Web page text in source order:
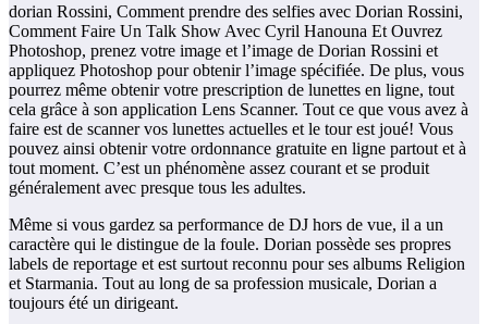
dorian Rossini, Comment prendre des selfies avec Dorian Rossini,
Comment Faire Un Talk Show Avec Cyril Hanouna Et Ouvrez
Photoshop, prenez votre image et l’image de Dorian Rossini et
appliquez Photoshop pour obtenir l’image spécifiée. De plus, vous
pourrez même obtenir votre prescription de lunettes en ligne, tout
cela grâce à son application Lens Scanner. Tout ce que vous avez à
faire est de scanner vos lunettes actuelles et le tour est joué! Vous
pouvez ainsi obtenir votre ordonnance gratuite en ligne partout et à
tout moment. C’est un phénomène assez courant et se produit
généralement avec presque tous les adultes.
Même si vous gardez sa performance de DJ hors de vue, il a un
caractère qui le distingue de la foule. Dorian possède ses propres
labels de reportage et est surtout reconnu pour ses albums Religion
et Starmania. Tout au long de sa profession musicale, Dorian a
toujours été un dirigeant.